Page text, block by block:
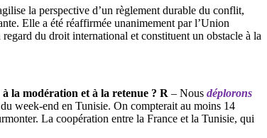
la perspective d’un règlement durable du conflit,
Elle a été réaffirmée unanimement par l’Union
du droit international et constituent un obstacle à la
la modération et à la retenue ? R – Nous déplorons
week-end en Tunisie. On compterait au moins 14
La coopération entre la France et la Tunisie, qui